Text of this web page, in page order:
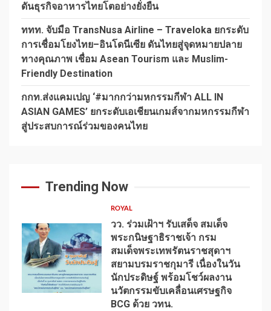
ดันธุรกิจอาหารไทยโตอย่างยั่งยืน
ททท. จับมือ TransNusa Airline – Traveloka ยกระดับ
การเชื่อมโยงไทย–อินโดนีเซีย ดันไทยสู่จุดหมายปลาย
ทางคุณภาพ เชื่อม Asean Tourism และ Muslim-
Friendly Destination
กกท.ส่งแคมเปญ ‘#มากกว่ามหกรรมกีฬา ALL IN
ASIAN GAMES’ ยกระดับเอเชียนเกมส์จากมหกรรมกีฬา
สู่ประสบการณ์ร่วมของคนไทย
Trending Now
1
ROYAL
วว. ร่วมเฝ้าฯ รับเสด็จ สมเด็จ
พระกนิษฐาธิราชเจ้า กรม
สมเด็จพระเทพรัตนราชสุดาฯ
สยามบรมราชกุมารี เนื่องในวัน
นักประดิษฐ์ พร้อมโชว์ผลงาน
นวัตกรรมขับเคลื่อนเศรษฐกิจ
BCG ด้วย วทน.